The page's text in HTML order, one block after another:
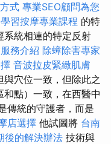
式 專業SEO顧問為您
學習按摩專業課程 的特
系統相連的特定反射
務介紹 除蟑除害專家
音波拉皮緊緻肌膚
穴位一致，但除此之
點）一致，在西醫中
傳統的守護者，而是
店選擇 他試圖將 台南
後的解決辦法 技術與